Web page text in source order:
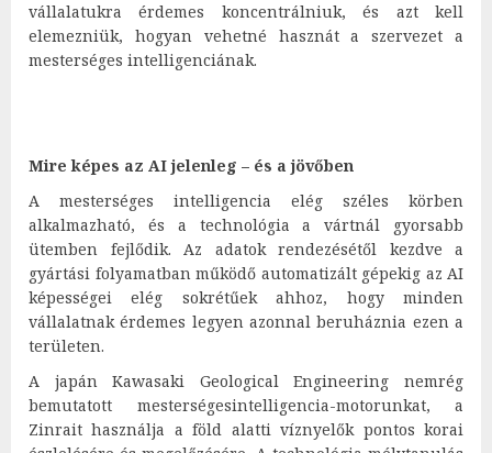
vállalatukra érdemes koncentrálniuk, és azt kell
elemezniük, hogyan vehetné hasznát a szervezet a
mesterséges intelligenciának.
Mire képes az AI jelenleg – és a jövőben
A mesterséges intelligencia elég széles körben
alkalmazható, és a technológia a vártnál gyorsabb
ütemben fejlődik. Az adatok rendezésétől kezdve a
gyártási folyamatban működő automatizált gépekig az AI
képességei elég sokrétűek ahhoz, hogy minden
vállalatnak érdemes legyen azonnal beruháznia ezen a
területen.
A japán Kawasaki Geological Engineering nemrég
bemutatott mesterségesintelligencia-motorunkat, a
Zinrait használja a föld alatti víznyelők pontos korai